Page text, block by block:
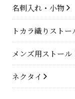
名刺入れ・小物
トカラ織りストー
メンズ用ストール
ネクタイ